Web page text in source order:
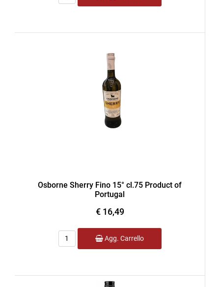
Osborne Sherry Fino 15° cl.75 Product of
Portugal
€ 16,49
Quantità
Agg. Carrello